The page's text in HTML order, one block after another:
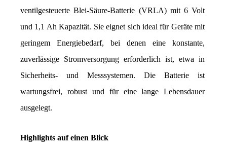
ventilgesteuerte Blei-Säure-Batterie (VRLA) mit 6 Volt
und 1,1 Ah Kapazität. Sie eignet sich ideal für Geräte mit
geringem Energiebedarf, bei denen eine konstante,
zuverlässige Stromversorgung erforderlich ist, etwa in
Sicherheits- und Messsystemen. Die Batterie ist
wartungsfrei, robust und für eine lange Lebensdauer
ausgelegt.
Highlights auf einen Blick